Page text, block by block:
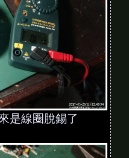
是線圈脫錫了